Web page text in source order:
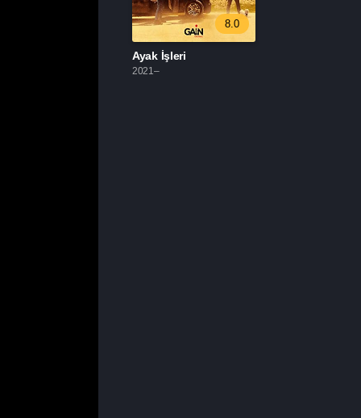
8.0
Ayak İşleri
2021–